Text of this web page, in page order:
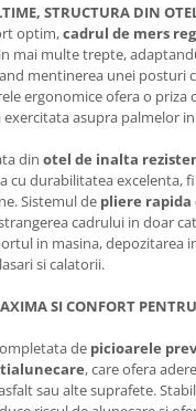
STRUCTURA DIN
optim,cadrul de mers
mai multe trepte,
mentinerea unei posturi
ergonomice ofera o priza
exercitata asupra palmelor
din otel de inalta
cu durabilitatea excelenta,
Sistemul de pliere rapida
cadrului in doar
in masina, depozitarea
si calatorii.
SI CONFORT
de picioarele
, care ofera
sau alte suprafete.